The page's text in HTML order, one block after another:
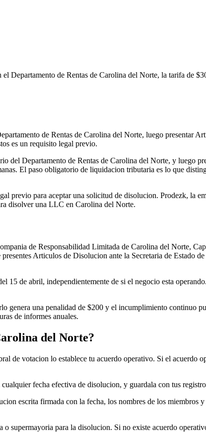
Departamento de Rentas de Carolina del Norte, la tarifa de
de Rentas de Carolina del Norte, luego presentar
es un requisito legal previo.
Departamento de Rentas de Carolina del Norte, y luego
El paso obligatorio de liquidacion tributaria es lo que
previo para aceptar una solicitud de disolucion. Prodezk, la
disolver una LLC en Carolina del Norte.
de Responsabilidad Limitada de Carolina del Norte,
Articulos de Disolucion ante la Secretaria de Estado
15 de abril, independientemente de si el negocio esta
genera una penalidad de $200 y el incumplimiento continuo
de informes anuales.
del Norte?
de votacion lo establece tu acuerdo operativo. Si el acuerdo
fecha efectiva de disolucion, y guardala con tus
escrita firmada con la fecha, los nombres de los miembros
supermayoria para la disolucion. Si no existe acuerdo